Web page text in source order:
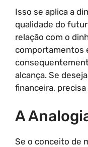
Isso se aplica a
qualidade do
relação com o
comportamentos
alcança. Se
financeira,
A
Se o conceito de